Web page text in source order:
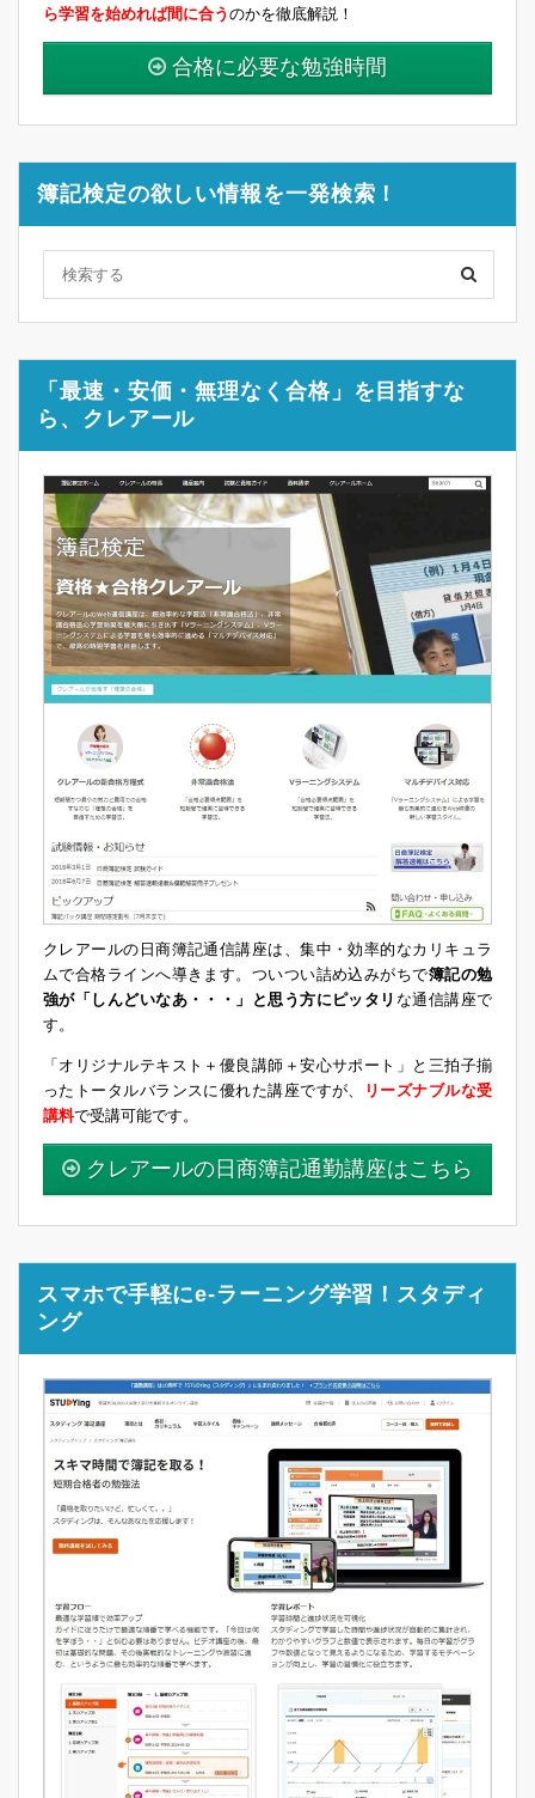
ら学習を始めれば間に合う のかを徹底解説！
合格に必要な勉強時間
簿記検定の欲しい情報を一発検索！
「最速・安価・無理なく合格」を目指すな
ら、クレアール
クレアールの日商簿記通信講座は、集中・効率的なカリキュラ
ムで合格ラインへ導きます。ついつい詰め込みがちで簿記の勉
強が「しんどいなあ・・・」と思う方にピッタリ な通信講座で
す。
「オリジナルテキスト＋優良講師＋安心サポート」と三拍子揃
ったトータルバランスに優れた講座ですが、
リーズナブルな受
講料で受講可能です。
クレアールの日商簿記通勤講座はこちら
スマホで手軽にe-ラーニング学習！スタディ
ング